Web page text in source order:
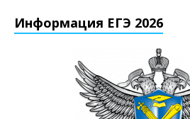
Информация ЕГЭ 2026